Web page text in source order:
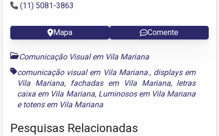
(11) 5081-3863
Mapa Comente
Comunicação Visual em Vila Mariana
comunicação visual em Vila Mariana., displays em
Vila Mariana, fachadas em Vila Mariana, letras
caixa em Vila Mariana, Luminosos em Vila Mariana
e totens em Vila Mariana
Pesquisas Relacionadas